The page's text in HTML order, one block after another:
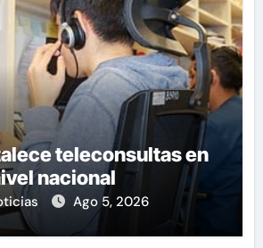
teleconsultas en
nacional
Ago 5, 2026